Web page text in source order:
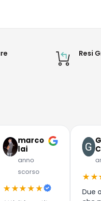
Resi
marco
lai
anno
scorso
★★★★★
Due